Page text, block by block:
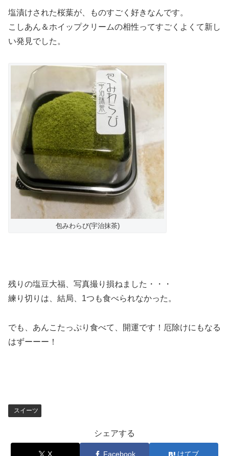
塩漬けされた桜葉が、ものすごく好きなんです。
こしあん＆ホイップクリームの相性ってすごくよくて新し
い発見でした。
包みわらび(宇治抹茶)
残りの塩豆大福、写真撮り損ねました・・・
練り切りは、結局、1つも食べられなかった。
でも、あんこたっぷり食べて、開運です！厄除けにもなる
はずーーー！
スイーツ
シェアする
X Facebook はてブ